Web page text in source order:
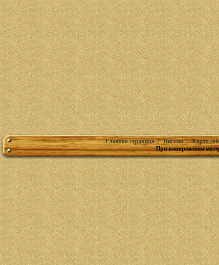
Главная страница|Письмо|Карта
При копировании